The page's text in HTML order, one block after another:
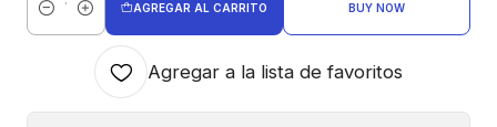
Cantidad
AGREGAR AL CARRITO BUY NOW
Agregar a la lista de favoritos